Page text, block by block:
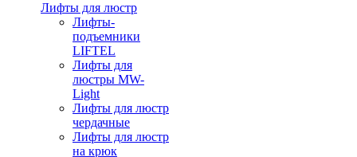
Лифты для люстр
Лифты-
подъемники
LIFTEL
Лифты для
люстры MW-
Light
Лифты для люстр
чердачные
Лифты для люстр
на крюк